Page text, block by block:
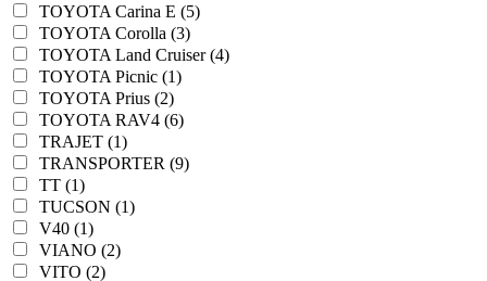
TOYOTA Carina E (5)
TOYOTA Corolla (3)
TOYOTA Land Cruiser (4)
TOYOTA Picnic (1)
TOYOTA Prius (2)
TOYOTA RAV4 (6)
TRAJET (1)
TRANSPORTER (9)
TT (1)
TUCSON (1)
V40 (1)
VIANO (2)
VITO (2)